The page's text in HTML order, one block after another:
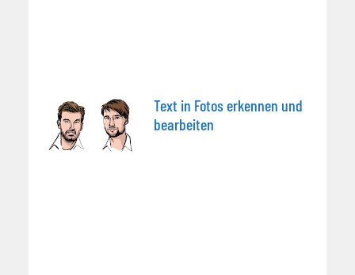
Text in Fotos erkennen und
bearbeiten